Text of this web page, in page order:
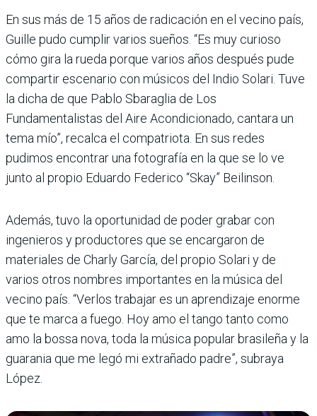
En sus más de 15 años de radicación en el vecino país,
Guille pudo cumplir varios sueños. “Es muy curioso
cómo gira la rueda porque varios años después pude
compartir escenario con músicos del Indio Solari. Tuve
la dicha de que Pablo Sbaraglia de Los
Fundamentalistas del Aire Acondicionado, cantara un
tema mío”, recalca el compatriota. En sus redes
pudimos encontrar una fotografía en la que se lo ve
junto al propio Eduardo Federico “Skay” Beilinson.
Además, tuvo la oportunidad de poder grabar con
ingenieros y productores que se encargaron de
materiales de Charly García, del propio Solari y de
varios otros nombres importantes en la música del
vecino país. “Verlos trabajar es un aprendizaje enorme
que te marca a fuego. Hoy amo el tango tanto como
amo la bossa nova, toda la música popular brasileña y la
guarania que me legó mi extrañado padre”, subraya
López.